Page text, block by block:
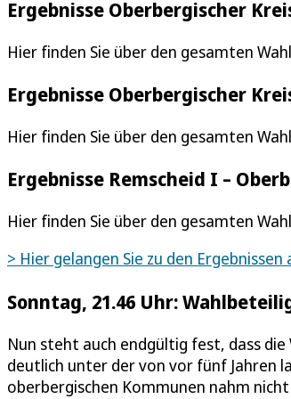
Ergebnisse Oberbergischer
Hier finden Sie über den gesamten
Ergebnisse Oberbergischer
Hier finden Sie über den gesamten
Ergebnisse Remscheid I –
Hier finden Sie über den gesamten
> Hier gelangen Sie zu den
Sonntag, 21.46 Uhr:
Nun steht auch endgültig fest, dass
deutlich unter der von vor fünf Jahren
oberbergischen Kommunen nahm